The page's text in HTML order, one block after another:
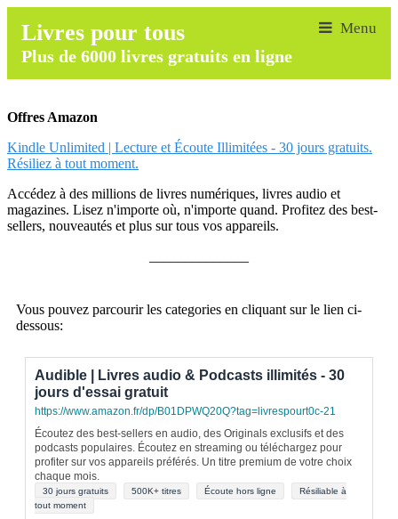
Livres pour tous
Plus de 6000 livres gratuits en ligne
Offres Amazon
Kindle Unlimited | Lecture et Écoute Illimitées - 30 jours gratuits.
Résiliez à tout moment.
Accédez à des millions de livres numériques, livres audio et
magazines. Lisez n'importe où, n'importe quand. Profitez des best-
sellers, nouveautés et plus sur tous vos appareils.
Vous pouvez parcourir les categories en cliquant sur le lien ci-
dessous:
Audible | Livres audio & Podcasts illimités - 30
jours d'essai gratuit
https://www.amazon.fr/dp/B01DPWQ20Q?tag=livrespourt0c-21
Écoutez des best-sellers en audio, des Originals exclusifs et des
podcasts populaires. Écoutez en streaming ou téléchargez pour
profiter sur vos appareils préférés. Un titre premium de votre choix
chaque mois.
30 jours gratuits 500K+ titres Écoute hors ligne
Résiliable à
tout moment